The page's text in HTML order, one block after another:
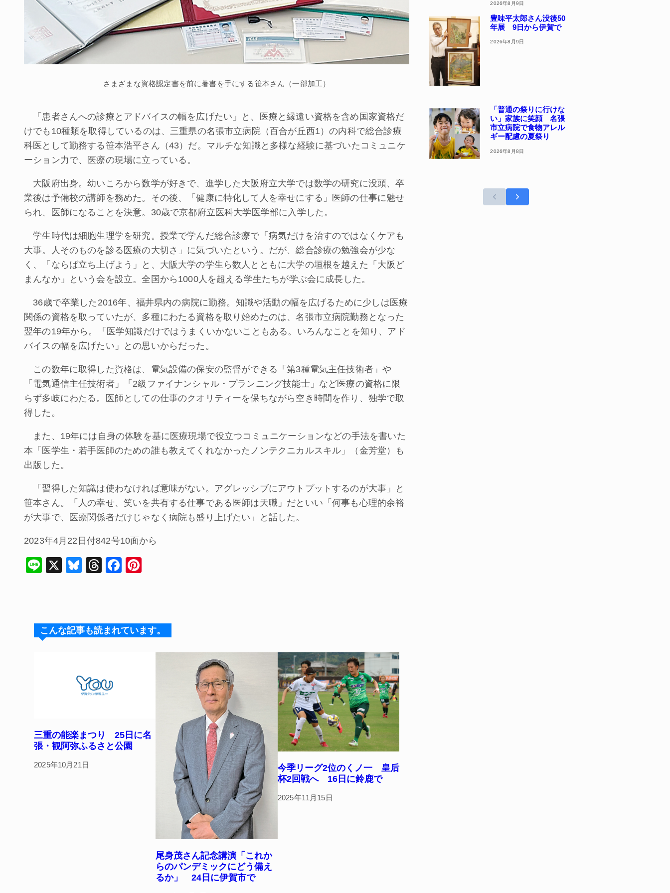
さまざまな資格認定書を前に著書を手にする笹本さん（一部加工）
「患者さんへの診療とアドバイスの幅を広げたい」と、医療と縁遠い資格を含め国家資格だ
けでも10種類を取得しているのは、三重県の名張市立病院（百合が丘西1）の内科で総合診療
科医として勤務する笹本浩平さん（43）だ。マルチな知識と多様な経験に基づいたコミュニケ
ーション力で、医療の現場に立っている。
大阪府出身。幼いころから数学が好きで、進学した大阪府立大学では数学の研究に没頭、卒
業後は予備校の講師を務めた。その後、「健康に特化して人を幸せにする」医師の仕事に魅せ
られ、医師になることを決意。30歳で京都府立医科大学医学部に入学した。
学生時代は細胞生理学を研究。授業で学んだ総合診療で「病気だけを治すのではなくケアも
大事。人そのものを診る医療の大切さ」に気づいたという。だが、総合診療の勉強会が少な
く、「ならば立ち上げよう」と、大阪大学の学生ら数人とともに大学の垣根を越えた「大阪ど
まんなか」という会を設立。全国から1000人を超える学生たちが学ぶ会に成長した。
36歳で卒業した2016年、福井県内の病院に勤務。知識や活動の幅を広げるために少しは医療
関係の資格を取っていたが、多種にわたる資格を取り始めたのは、名張市立病院勤務となった
翌年の19年から。「医学知識だけではうまくいかないこともある。いろんなことを知り、アド
バイスの幅を広げたい」との思いからだった。
この数年に取得した資格は、電気設備の保安の監督ができる「第3種電気主任技術者」や
「電気通信主任技術者」「2級ファイナンシャル・プランニング技能士」など医療の資格に限
らず多岐にわたる。医師としての仕事のクオリティーを保ちながら空き時間を作り、独学で取
得した。
また、19年には自身の体験を基に医療現場で役立つコミュニケーションなどの手法を書いた
本「医学生・若手医師のための誰も教えてくれなかったノンテクニカルスキル」（金芳堂）も
出版した。
「習得した知識は使わなければ意味がない。アグレッシブにアウトプットするのが大事」と
笹本さん。「人の幸せ、笑いを共有する仕事である医師は天職」だといい「何事も心理的余裕
が大事で、医療関係者だけじゃなく病院も盛り上げたい」と話した。
2023年4月22日付842号10面から
Li
X
Bl
k
T
d
F
b
st
こんな記事も読まれています。
三重の能楽まつり 25日に名
張・観阿弥ふるさと公園
2025年10月21日
尾身茂さん記念講演「これか
らのパンデミックにどう備え
るか」 24日に伊賀市で
今季リーグ2位のくノ一 皇后
杯2回戦へ 16日に鈴鹿で
2025年11月15日
2026年8月9日
豊味平太郎さん没後50
年展 9日から伊賀で
2026年8月9日
「普通の祭りに行けな
い」家族に笑顔 名張
市立病院で食物アレル
ギー配慮の夏祭り
2026年8月8日